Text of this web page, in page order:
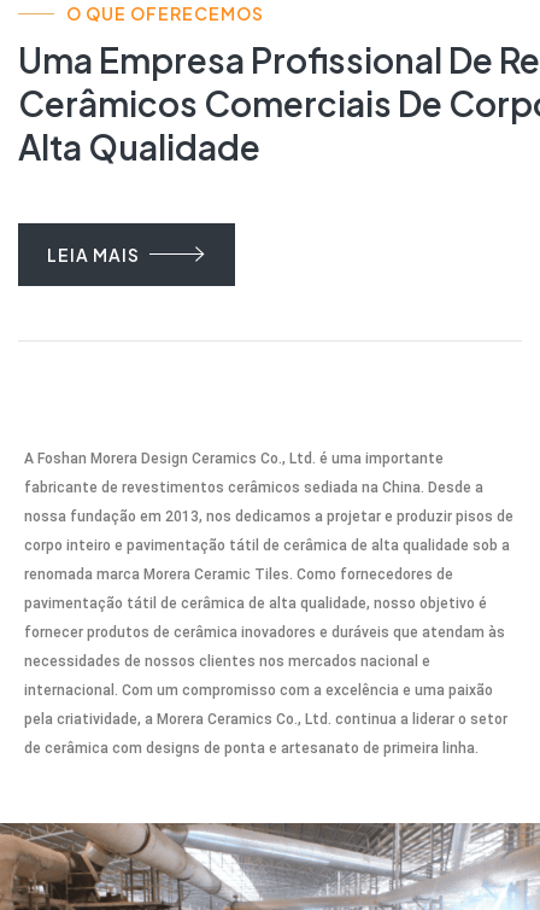
O QUE OFERECEMOS
Uma Empresa Profissional De
Cerâmicos Comerciais De
Alta Qualidade
LEIA MAIS
A Foshan Morera Design Ceramics Co., Ltd. é uma importante
fabricante de revestimentos cerâmicos sediada na China. Desde a
nossa fundação em 2013, nos dedicamos a projetar e produzir pisos de
corpo inteiro e pavimentação tátil de cerâmica de alta qualidade sob a
renomada marca Morera Ceramic Tiles. Como fornecedores de
pavimentação tátil de cerâmica de alta qualidade, nosso objetivo é
fornecer produtos de cerâmica inovadores e duráveis que atendam às
necessidades de nossos clientes nos mercados nacional e
internacional. Com um compromisso com a excelência e uma paixão
pela criatividade, a Morera Ceramics Co., Ltd. continua a liderar o setor
de cerâmica com designs de ponta e artesanato de primeira linha.